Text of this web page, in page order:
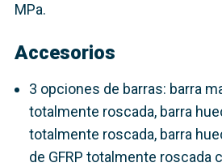
MPa.
Accesorios
3 opciones de barras: barra
totalmente roscada, barra
totalmente roscada, barra
de GFRP totalmente roscada